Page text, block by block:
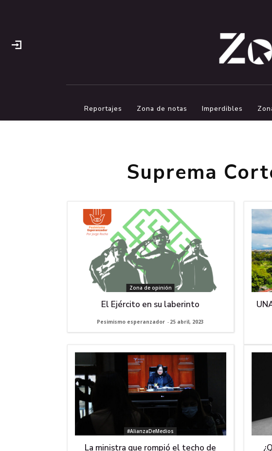
Reportajes Zona de notas Imperdibles
Suprema
Zona de opinión
El Ejército en su laberinto
Pesimismo esperanzador - 25 abril, 2023
#AlianzaDeMedios
La ministra que rompió el techo de